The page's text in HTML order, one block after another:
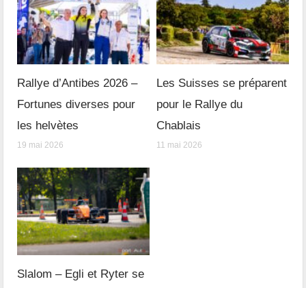
Rallye d’Antibes 2026 –
Fortunes diverses pour
les helvètes
19 mai 2026
Les Suisses se préparent
pour le Rallye du
Chablais
11 mai 2026
Slalom – Egli et Ryter se